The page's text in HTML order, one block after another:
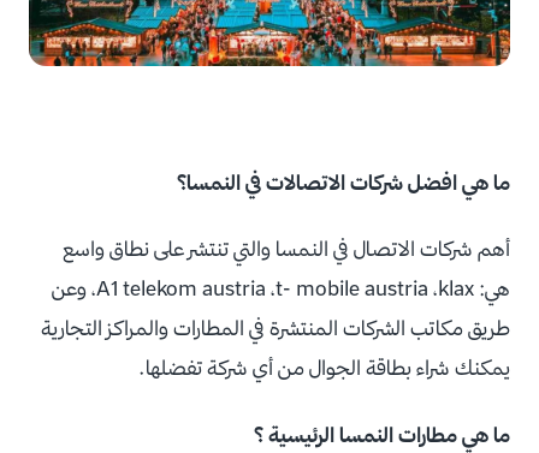
ما هي افضل شركات الاتصالات في النمسا؟
أهم شركات الاتصال في النمسا والتي تنتشر على نطاق واسع
هي: A1 telekom austria ،t- mobile austria ،klax، وعن
طريق مكاتب الشركات المنتشرة في المطارات والمراكز التجارية
يمكنك شراء بطاقة الجوال من أي شركة تفضلها.
ما هي مطارات النمسا الرئيسية ؟